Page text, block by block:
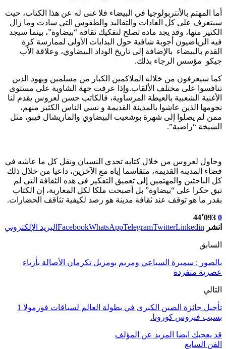
أما المهتم بالأنتربولوجيا في البيضاء فلا غنى له عن هذا الكتاب، حيث
سيتعرف على كل العادات والتقاليد والطقوس التي سادت وما زال
الكثير منها، وقد يجد مادة تصلح لتفكيك ثقافة “بيضاوة”، بينما سيجد
فيه الرياضيون أجوبة شافية حول البدايات الأولى لممارسة كرة
القدم بالبيضاء بالإضافة إلى تاريخ الوداد البيضاوي، وعلاقة الأب
جيكو مؤسس الرجاء بذلك.
كما سيعرفون من خلاله الملاكمين الكبار من مسلمين ويهود الذين
تنافسوا على مختلف الألقاب.وإذا عرفت جهة الشاوية على مستوى
الأغنية الشعبية بالعيطة المرساوية، فالكاتب حسن لعروس يقدم لنا
نجومها الذين عاشوا بالمدينة القديمة و نسي الناس الكثير منهم،
ممن لم يصلوا إلى شهرة بوشعيب البيضاوي والماريشال قيبو، مثل
الشيخة “راضية”.
وحاول لعروس من خلال كتابه تحدي النسيان ونقل كل ما عاشه في
فضاء المدينة القديمة، متقاسما إياه مع الآخرين، داعيا من خلال ذلك
كل الباحثين والمهتمين إلى تعميق التفكير في هذه الثقافة التي لم
تبق حكرا على “بيضاوة” بل أصبحت ملكا لكل المغاربة، إن الكتاب
بقدر ما هو توقف عند ثقافة مدينة هو رصد لكيفية تثاقف الحضارات.
0 44٬093
انشر
FacebookWhatsAppTelegramTwitterLinkedin البريد الإلكتروني
السابق
بالصور : سميرة السباعي ومريم بومزيل تكرمان الأصالة بأزياء
عصرية متفردة
التالي
تأجيل جائزة الصين الكبرى في بطولة العالم لسباقات فورمولا 1
بسبب فيروس كورونا.
قد يعجبك ايضا المزيد عن المؤلف
الفن السابع